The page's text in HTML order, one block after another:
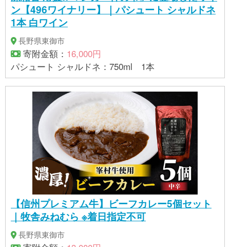
ン【496ワイナリー】｜パシュート シャルドネ
1本 白ワイン
長野県東御市
寄附金額： 16,000円
パシュート シャルドネ：750ml 1本
【信州プレミアム牛】ビーフカレー5個セット
｜牧舎みねむら ※着日指定不可
長野県東御市